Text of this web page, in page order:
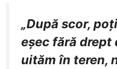
„După scor,
eșec fără drept
uităm în teren,